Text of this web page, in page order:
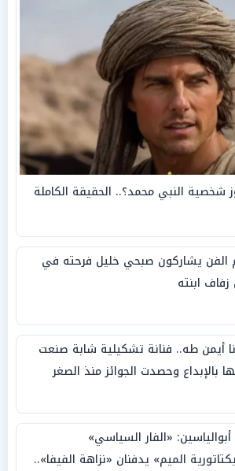
النبي محمد؟.. الحقيقة الكاملة
الفن يشاركون صبحي خليل فرحته في
ابنته
أيمن طه.. فنانة تشكيلية شابة صنعت
بالإبداع وحصدت الجوائز منذ الصغر
أبوالياسين: «الفار السياسي»
الميم» يدفنان «نزاهة الفيفا»..